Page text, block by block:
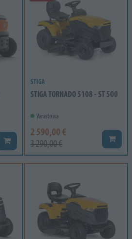
Lisää koriin
STIGA
STIGA TORNADO 5108 - ST 500
Varastossa
2 590,00 €
3 290,00 € Lisää